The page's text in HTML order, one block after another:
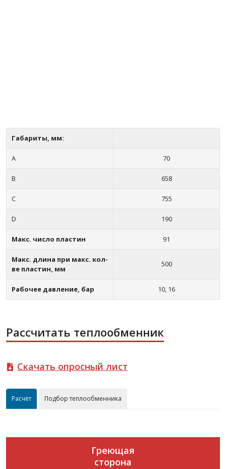
Габариты, мм:
А 70
B 658
C 755
D 190
Макс. число пластин 91
Макс. длина при макс. кол-
ве пластин, мм
500
Рабочее давление, бар 10, 16
Рассчитать теплообменник
Скачать опросный лист
Расчёт Подбор теплообменника
Греющая
сторона